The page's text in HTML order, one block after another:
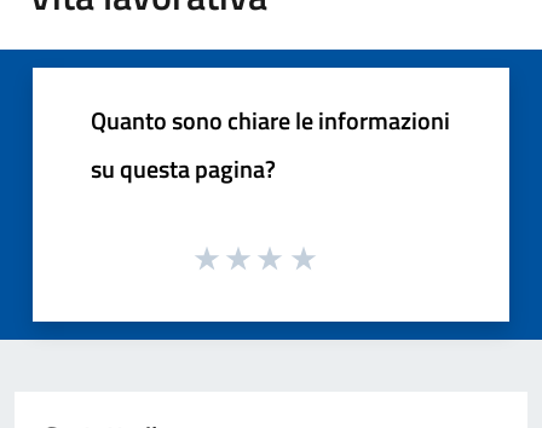
Quanto sono chiare le informazioni
su questa pagina?